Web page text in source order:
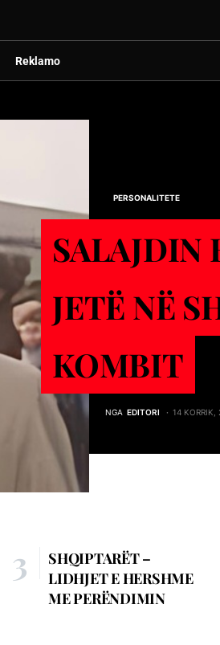
Reklamo
PERSONALITETE
SALAJDIN
JETЁ NЁ
KOMBIT
NGA EDITORI 14 KORRIK,
SHQIPTARËT –
LIDHJET E HERSHME
ME PERËNDIMIN